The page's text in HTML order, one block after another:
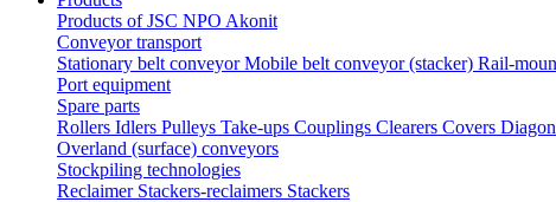
Products of JSC NPO Akonit
Conveyor transport
Stationary belt conveyorMobile belt conveyor (stacker) Rail-
Port equipment
Spare parts
Rollers Idlers Pulleys Take-ups Couplings Clearers Covers
Overland (surface) conveyors
Stockpiling technologies
Reclaimer Stackers-reclaimers Stackers